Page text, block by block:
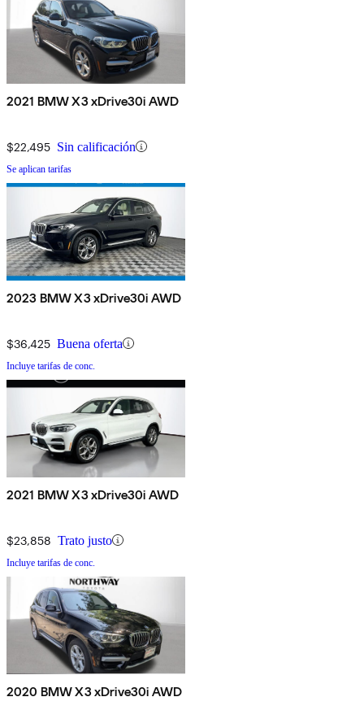
2021 BMW X3 xDrive30i AWD
$22,495 Sin calificación
Se aplican tarifas
2023 BMW X3 xDrive30i AWD
$36,425 Buena oferta
Incluye tarifas de conc.
2021 BMW X3 xDrive30i AWD
$23,858 Trato justo
Incluye tarifas de conc.
2020 BMW X3 xDrive30i AWD